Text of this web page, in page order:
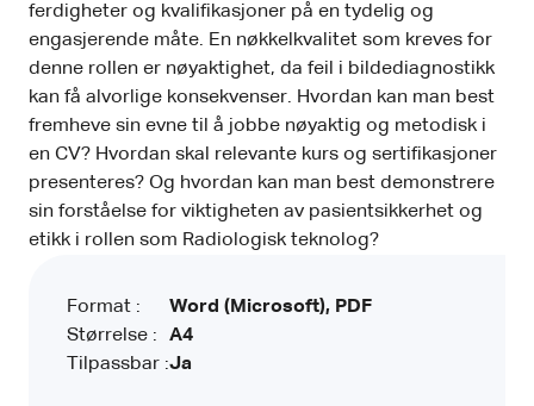
ferdigheter og kvalifikasjoner på en tydelig og
engasjerende måte. En nøkkelkvalitet som kreves for
denne rollen er nøyaktighet, da feil i bildediagnostikk
kan få alvorlige konsekvenser. Hvordan kan man best
fremheve sin evne til å jobbe nøyaktig og metodisk i
en CV? Hvordan skal relevante kurs og sertifikasjoner
presenteres? Og hvordan kan man best demonstrere
sin forståelse for viktigheten av pasientsikkerhet og
etikk i rollen som Radiologisk teknolog?
Format :
Størrelse :
Tilpassbar :
Word (Microsoft), PDF
A4
Ja